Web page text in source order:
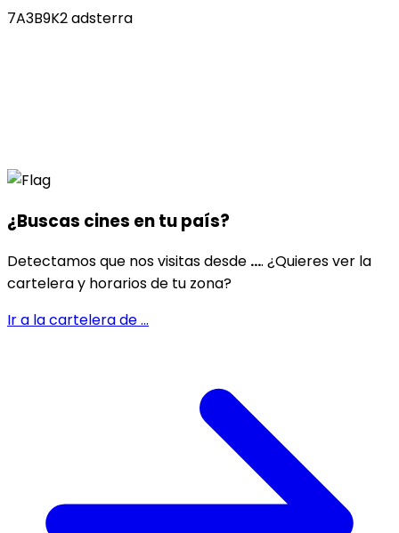
7A3B9K2 adsterra
¿Buscas cines entu país?
Detectamos que nos visitas desde .... ¿Quieres ver la
cartelera y horarios de tu zona?
Ir a la cartelera de...